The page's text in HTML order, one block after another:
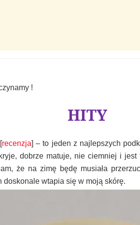
!
HITY
recenzja] – to jeden z najlepszych
dobrze matuje, nie ciemniej i
że na zimę będę musiała
doskonale wtapia się w moją skórę.